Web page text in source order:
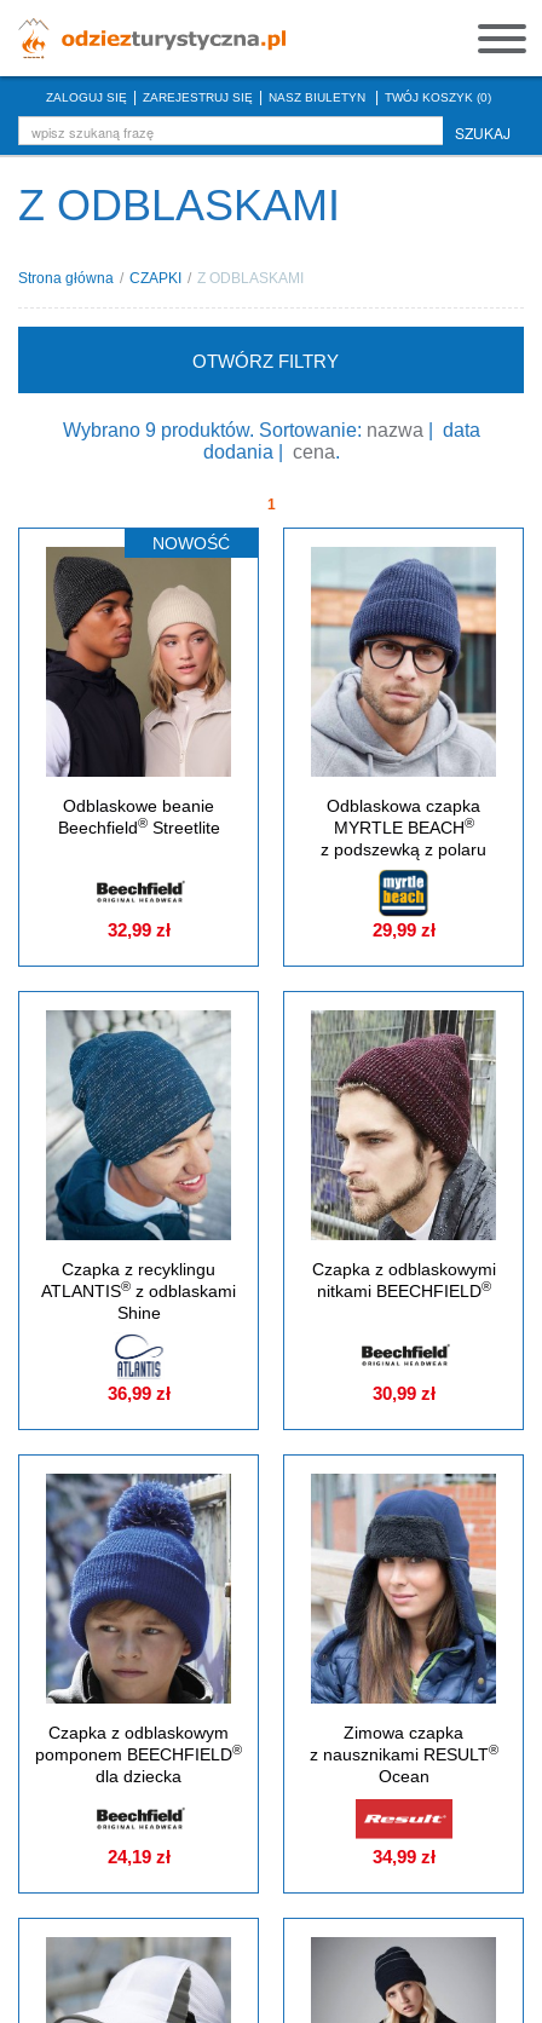
ZALOGUJ SIĘ ZAREJESTRUJ SIĘ NASZ BIULETYN TWÓJ KOSZYK (0)
SZUKAJ
Z ODBLASKAMI
Strona główna / CZAPKI / Z ODBLASKAMI
OTWÓRZ FILTRY
Wybrano 9 produktów. Sortowanie: nazwa
data
dodania
cena.
1
NOWOŚĆ
Odblaskowe beanie
Beechfield®Streetlite
32,99 zł
Odblaskowa czapka
MYRTLE BEACH®
z podszewką z polaru
29,99 zł
Czapka z recyklingu
ATLANTIS® z odblaskami
Shine
36,99 zł
Czapka z odblaskowymi
nitkami BEECHFIELD®
30,99 zł
Czapka z odblaskowym
pomponem BEECHFIELD®
dla dziecka
24,19 zł
Zimowa czapka
z nausznikami RESULT®
Ocean
34,99 zł